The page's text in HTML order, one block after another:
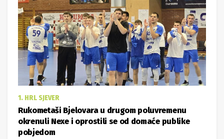
1. HRL SJEVER
Rukometaši Bjelovara u drugom poluvremenu
okrenuli Nexe i oprostili se od domaće publike
pobjedom